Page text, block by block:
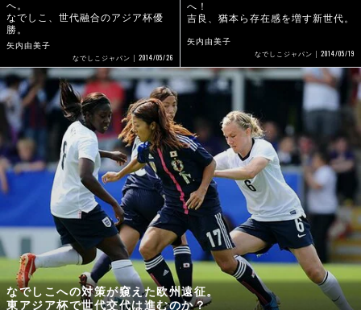
へ。
なでしこ、世代融合のアジア杯優
勝。
矢内由美子
なでしこジャパン 2014/05/26
へ！
吉良、猶本ら存在感を増す新世代。
矢内由美子
なでしこジャパン 2014/05/19
なでしこへの対策が窺えた欧州遠征。
東アジア杯で世代交代は進むのか？